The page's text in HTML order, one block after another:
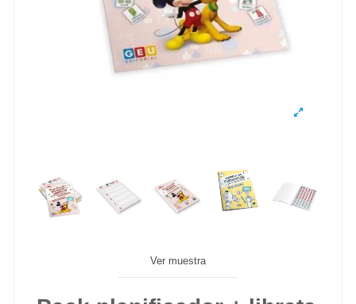
Ver muestra